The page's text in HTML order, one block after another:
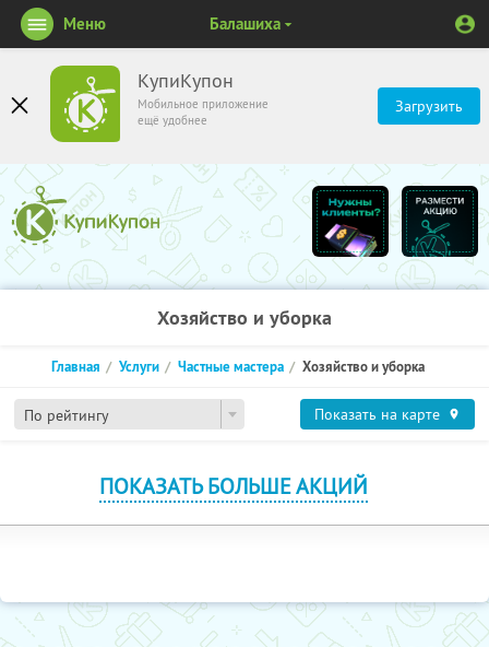
КупиКупон
Мобильное приложение
ещё удобнее
Загрузить
Меню Балашиха
Хозяйство и уборка
По рейтингу
Главная Услуги Частные мастера Хозяйство и уборка
Показать на карте
ПОКАЗАТЬ БОЛЬШЕ АКЦИЙ